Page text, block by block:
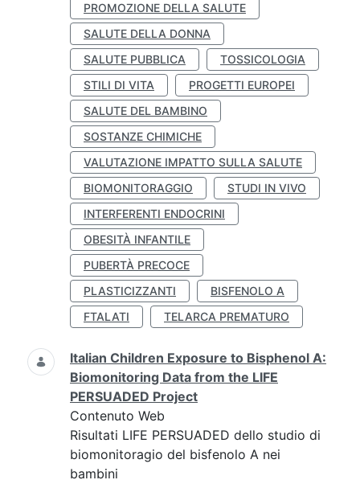
PROMOZIONE DELLA SALUTE
SALUTE DELLA DONNA
SALUTE PUBBLICA
TOSSICOLOGIA
STILI DI VITA
PROGETTI EUROPEI
SALUTE DEL BAMBINO
SOSTANZE CHIMICHE
VALUTAZIONE IMPATTO SULLA SALUTE
BIOMONITORAGGIO
STUDI IN VIVO
INTERFERENTI ENDOCRINI
OBESITÀ INFANTILE
PUBERTÀ PRECOCE
PLASTICIZZANTI
BISFENOLO A
FTALATI
TELARCA PREMATURO
Italian Children Exposure to Bisphenol A:
Biomonitoring Data from the LIFE
PERSUADED Project
Contenuto Web
Risultati LIFE PERSUADED dello studio di
biomonitoragio del bisfenolo A nei
bambini